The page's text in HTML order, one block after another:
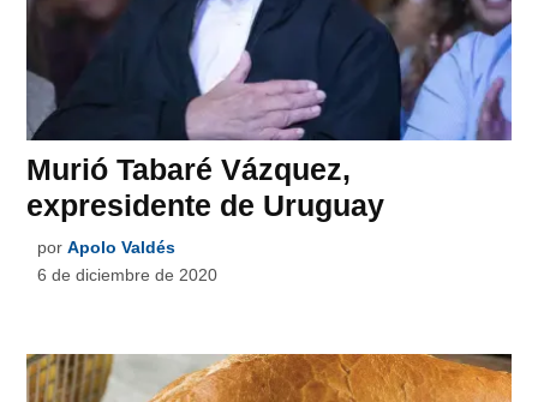
Murió Tabaré Vázquez,
expresidente de Uruguay
por Apolo Valdés
6 de diciembre de 2020